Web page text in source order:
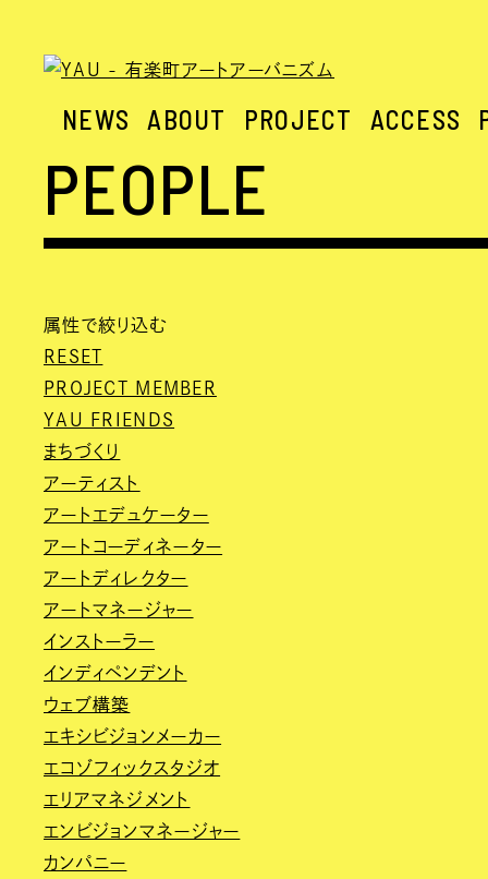
NEWS ABOUT PROJECT ACCESS
PEOPLE
属性で絞り込む
RESET
PROJECT MEMBER
YAU FRIENDS
まちづくり
アーティスト
アートエデュケーター
アートコーディネーター
アートディレクター
アートマネージャー
インストーラー
インディペンデント
ウェブ構築
エキシビジョンメーカー
エコゾフィックスタジオ
エリアマネジメント
エンビジョンマネージャー
カンパニー